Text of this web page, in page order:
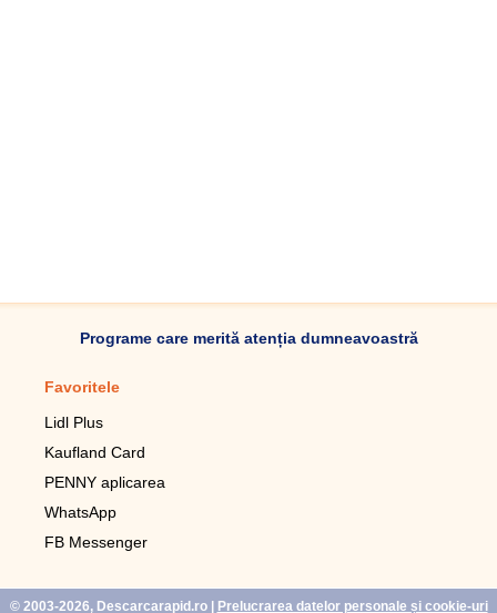
Programe care merită atenția dumneavoastră
Favoritele
Lidl Plus
Kaufland Card
PENNY aplicarea
WhatsApp
FB Messenger
© 2003-2026, Descarcarapid.ro| Prelucrarea datelor personale și cookie-uri